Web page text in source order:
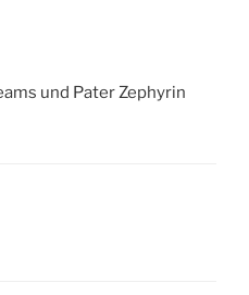
und Pater Zephyrin